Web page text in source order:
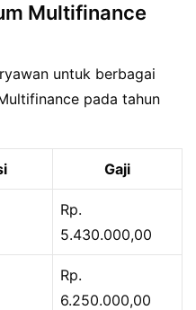
Multifinance
untuk berbagai
pada tahun
Gaji
Rp.
5.430.000,00
Rp.
6.250.000,00